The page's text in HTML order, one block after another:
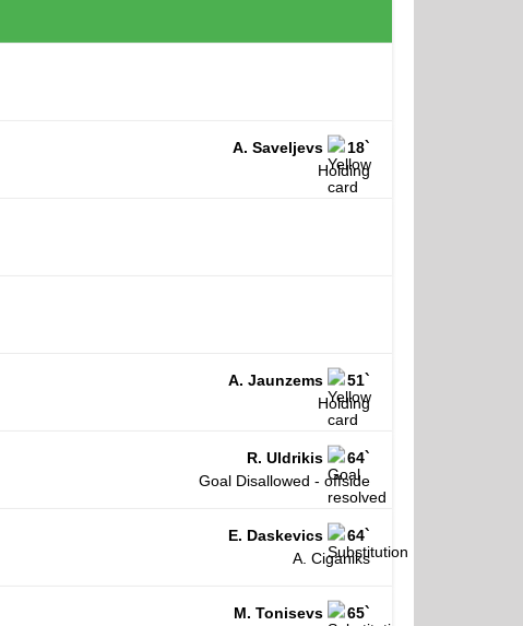
A. Saveljevs
18`
Holding
A. Jaunzems
51`
Holding
R. Uldrikis
64`
Goal Disallowed - offside
E. Daskevics
64`
A. Ciganiks
M. Tonisevs
65`